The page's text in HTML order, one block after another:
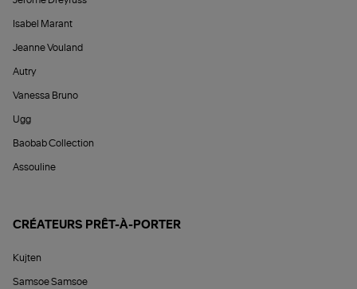
Isabel Marant
Jeanne Vouland
Autry
Vanessa Bruno
Ugg
Baobab Collection
Assouline
CRÉATEURS PRÊT-À-PORTER
Kujten
Samsoe Samsoe